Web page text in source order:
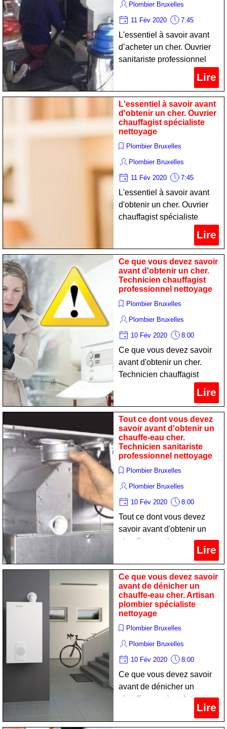
Plombier Bruxelles
11 Fév 2020 7:45
L'essentiel à savoir avant
d’acheter un cher. Ouvrier
sanitariste professionnel
Lire
L'essentiel à savoir avant
d'obtenir un cher. Ouvrier
chauffagist spécialiste
nettoyage
Plombier Bruxelles
Plombier Bruxelles
11 Fév 2020 7:45
L'essentiel à savoir avant
d'obtenir un cher. Ouvrier
chauffagist spécialiste
Lire
Ce que vous devez savoir
avant d'obtenir un cher.
Technicien chauffagist
professionnel nettoyage
Plombier Bruxelles
Plombier Bruxelles
10 Fév 2020 8:00
Ce que vous devez savoir
avant d'obtenir un cher.
Technicien chauffagist
professionnel nettoyageLire
Tout ce dont vous devez
savoir avant d'obtenir un
chauffe-eau cher.
Technicien sanitariste
professionnel nettoyage
Plombier Bruxelles
Plombier Bruxelles
10 Fév 2020 8:00
Tout ce dont vous devez
savoir avant d'obtenir un
chauffe-eau cher.
professionnel nettoyage
Lire
Ce que vous devez savoir
avant de dénicher un
chauffe-eau cher. Artisan
plombier spécialiste
nettoyage
Plombier Bruxelles
Plombier Bruxelles
10 Fév 2020 8:00
Ce que vous devez savoir
avant de dénicher un
chauffe-eau cher. Artisan
nettoyage
Lire